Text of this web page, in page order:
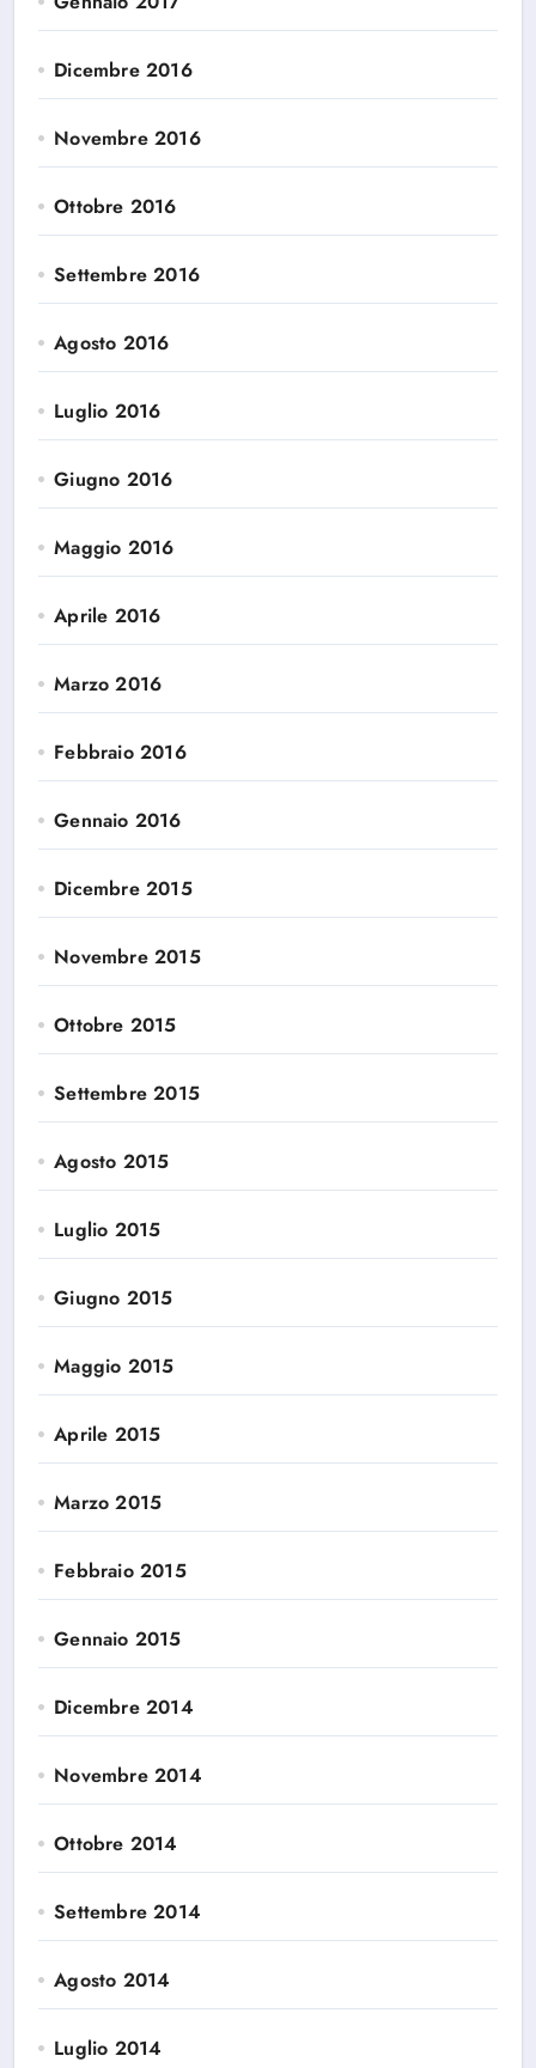
Dicembre 2016
Novembre 2016
Ottobre 2016
Settembre 2016
Agosto 2016
Luglio 2016
Giugno 2016
Maggio 2016
Aprile 2016
Marzo 2016
Febbraio 2016
Gennaio 2016
Dicembre 2015
Novembre 2015
Ottobre 2015
Settembre 2015
Agosto 2015
Luglio 2015
Giugno 2015
Maggio 2015
Aprile 2015
Marzo 2015
Febbraio 2015
Gennaio 2015
Dicembre 2014
Novembre 2014
Ottobre 2014
Settembre 2014
Agosto 2014
Luglio 2014